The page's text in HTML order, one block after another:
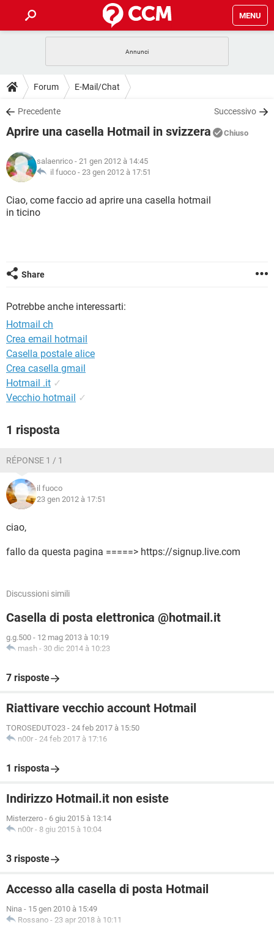
MENU
INTRATTENIMENTO
iOS
INSTAGRAM WHATSAPP
TIKTOK
HARDWARE
GUIDE
COVID-19
INSTAGRAM WHATSAPP
TIKTOK
HARDWARE
DOWNLOAD
COVID-19 GAMING
INTRATTENIMENTO
iOS WINDOWS 10
INSTAGRAM WHATSAPP
TIKTOK
FORUM
COVID-19 GAMING
INTRATTENIMENTO
iOS WINDOWS 10
HARDWARE
GLOSSARIO
COVID-19 GAMING
INTRATTENIMENTO
TIKTOK
Forum E-Mail/Chat
Precedente Successivo
Aprire una casella Hotmail in svizzera Chiuso
salaenrico - 21 gen 2012 à 14:45
il fuoco - 23 gen 2012 à 17:51
Ciao, come faccio ad aprire una casella hotmail
in ticino
Share
Potrebbe anche interessarti:
Hotmail ch
Crea email hotmail
Casella postale alice
Crea casella gmail
Hotmail .it ✓
Vecchio hotmail ✓
1 risposta
RÉPONSE 1 / 1
il fuoco
23 gen 2012 à 17:51
ciao,
fallo da questa pagina =====> https://signup.live.com
Discussioni simili
Casella di posta elettronica @hotmail.it
g.g.500 - 12 mag 2013 à 10:19
mash - 30 dic 2014 à 10:23
7 risposte
Riattivare vecchio account Hotmail
TOROSEDUTO23 - 24 feb 2017 à 15:50
n00r - 24 feb 2017 à 17:16
1 risposta
Indirizzo Hotmail.it non esiste
Misterzero - 6 giu 2015 à 13:14
n00r - 8 giu 2015 à 10:04
3 risposte
Accesso alla casella di posta Hotmail
Nina - 15 gen 2010 à 15:49
Rossano - 23 apr 2018 à 10:11